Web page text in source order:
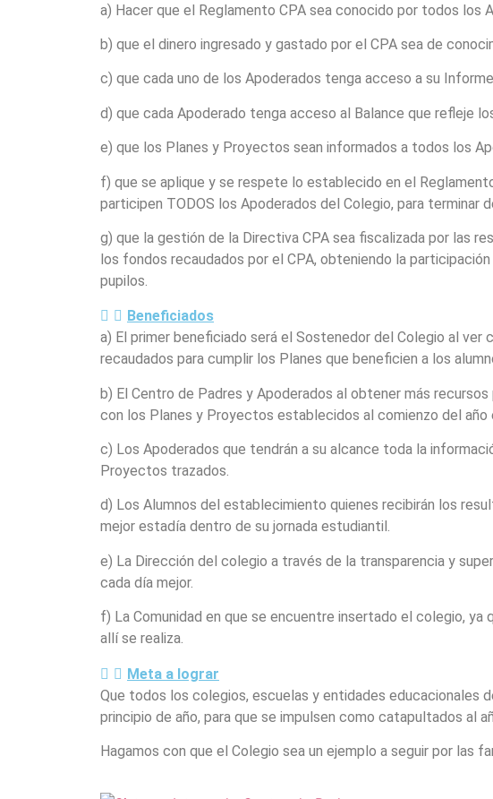
a) Hacer que el Reglamento CPA sea conocido por todos
b) que el dinero ingresado y gastado por el CPA sea de
c) que cada uno de los Apoderados tenga acceso a su
d) que cada Apoderado tenga acceso al Balance que refleje
e) que los Planes y Proyectos sean informados a todos los
f) que se aplique y se respete lo establecido en el
participen TODOS los Apoderados del Colegio, para terminar
g) que la gestión de la Directiva CPA sea fiscalizada por las
los fondos recaudados por el CPA, obteniendo la
pupilos.
Beneficiados
a) El primer beneficiado será el Sostenedor del Colegio al
recaudados para cumplir los Planes que beneficien a los
b) El Centro de Padres y Apoderados al obtener más
con los Planes y Proyectos establecidos al comienzo del año
c) Los Apoderados que tendrán a su alcance toda la
Proyectos trazados.
d) Los Alumnos del establecimiento quienes recibirán los
mejor estadía dentro de su jornada estudiantil.
e) La Dirección del colegio a través de la transparencia y
cada día mejor.
f) La Comunidad en que se encuentre insertado el colegio,
allí se realiza.
Meta a lograr
Que todos los colegios, escuelas y entidades educacionales
principio de año, para que se impulsen como catapultados al
Hagamos con que el Colegio sea un ejemplo a seguir por las